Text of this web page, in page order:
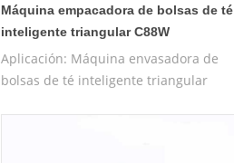
Máquina empacadora de bolsas de té
inteligente triangular C88W
Aplicación: Máquina envasadora de
bolsas de té inteligente triangular